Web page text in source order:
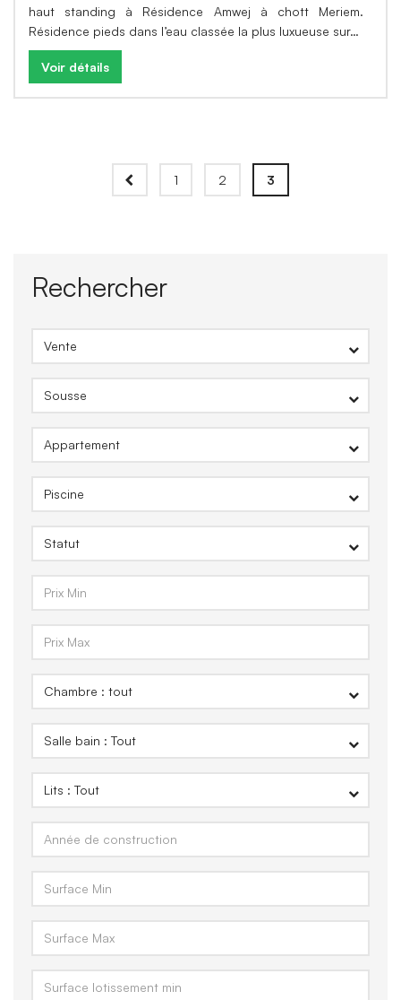
haut standing à Résidence Amwej à chott Meriem.
Résidence pieds dans l’eau classée la plus luxueuse sur…
Voir détails
1 2 3
Rechercher